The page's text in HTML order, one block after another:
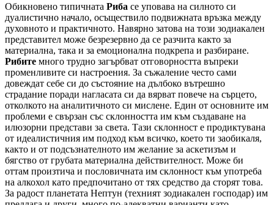
Обикновено типичната Риба се уповава на силното си
дуалистично начало, осъществило подвижната връзка между
духовното и практичното. Навярно затова на този зодиакален
представител може безрезервно да се разчита както за
материална, така и за емоционална подкрепа и разбиране.
Рибите много трудно загърбват отговорността въпреки
променливите си настроения. За съжаление често сами
довеждат себе си до състояние на дълбоко вътрешно
страдание поради нагласата си да вярват повече на сърцето,
отколкото на аналитичното си мислене. Един от основните им
проблеми е свързан със склонността им към създаване на
илюзорни представи за света. Тази склонност е продиктувана
от идеалистичния им подход към всичко, което ти заобикаля,
както и от подсъзнателното им желание за аскетизъм и
бягство от грубата материална действителност. Може би
оттам произтича и пословичната им склонност към употреба
на алкохол като предпочитано от тях средство да сторят това.
За радост планетата Нептун (техният зодиакален господар) им